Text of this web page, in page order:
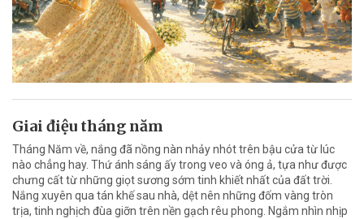
Giai điệu tháng năm
Tháng Năm về, nắng đã nồng nàn nhảy nhót trên bậu cửa từ lúc
nào chẳng hay. Thứ ánh sáng ấy trong veo và óng ả, tựa như được
chưng cất từ những giọt sương sớm tinh khiết nhất của đất trời.
Nắng xuyên qua tán khế sau nhà, dệt nên những đốm vàng tròn
trịa, tinh nghịch đùa giỡn trên nền gạch rêu phong. Ngắm nhìn nhịp